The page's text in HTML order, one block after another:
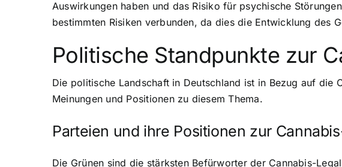
Auswirkungen haben und das Risiko für psychische
bestimmten Risiken verbunden, da dies die Entwicklung des
Politische Standpunkte zur
Die politische Landschaft in Deutschland ist in Bezug auf die
Meinungen und Positionen zu diesem Thema.
Parteien und ihre Positionen zur
Die Grünen sind die stärksten Befürworter der Cannabis-